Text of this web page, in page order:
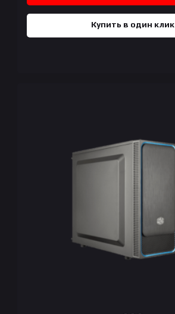
Купить в один клик